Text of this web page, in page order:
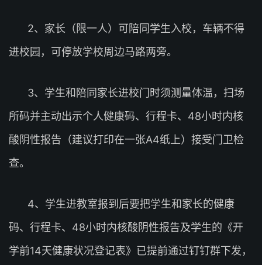
2、家长（限一人）可陪同学生入校，车辆不得
进校园，可停放学校周边马路两旁。
3、学生和陪同家长进校门时须测量体温，扫场
所码并主动出示个人健康码、行程卡、48小时内核
酸阴性报告（建议打印在一张A4纸上）接受门卫检
查。
4、学生进教室报到后要把学生和家长的健康
码、行程卡、48小时内核酸阴性报告及学生的《开
学前14天健康状况登记表》已提前通过钉钉群下发，